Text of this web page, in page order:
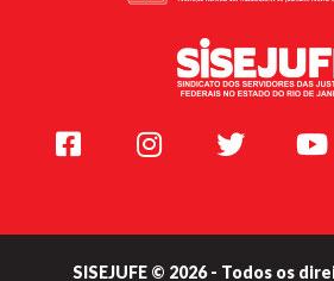
Facebook Instagram Twitter
SISEJUFE © 2026 - Todos os